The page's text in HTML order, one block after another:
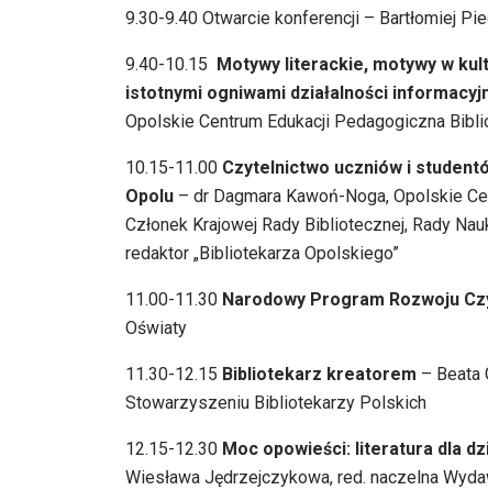
9.30-9.40 Otwarcie konferencji – Bartłomiej
9.40-10.15
Motywy literackie, motywy w
istotnymi ogniwami działalności
Opolskie Centrum Edukacji Pedagogiczna
10.15-11.00 Czytelnictwo uczniów i
Opolu – dr Dagmara Kawoń-Noga, Opolskie
Członek Krajowej Rady Bibliotecznej, Rady
redaktor „Bibliotekarza Opolskiego”
11.00-11.30 Narodowy Program Rozwoju
Oświaty
11.30-12.15 Bibliotekarz kreatorem – Beata
Stowarzyszeniu Bibliotekarzy Polskich
12.15-12.30 Moc opowieści: literatura dla
Wiesława Jędrzejczykowa, red. naczelna